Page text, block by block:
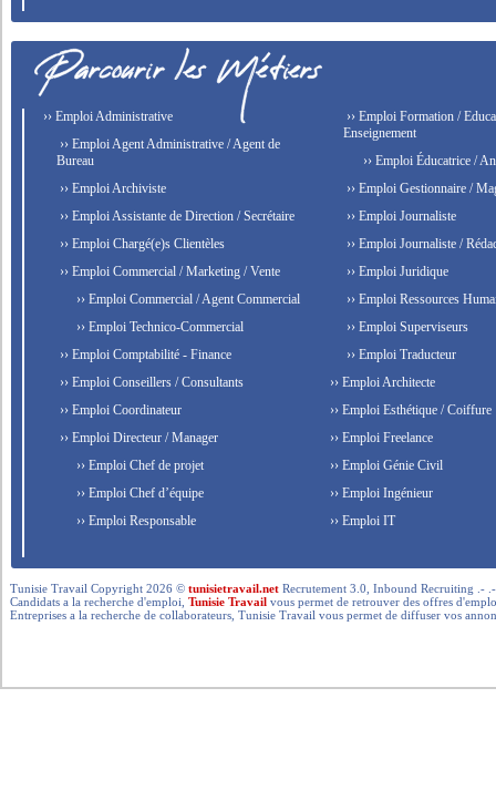
›› Emploi Administrative
›› Emploi Agent Administrative / Agent de
Bureau
›› Emploi Archiviste
›› Emploi Assistante de Direction / Secrétaire
›› Emploi Chargé(e)s Clientèles
›› Emploi Commercial / Marketing / Vente
›› Emploi Commercial / Agent Commercial
›› Emploi Technico-Commercial
›› Emploi Comptabilité - Finance
›› Emploi Conseillers / Consultants
›› Emploi Coordinateur
›› Emploi Directeur / Manager
›› Emploi Chef de projet
›› Emploi Chef d’équipe
›› Emploi Responsable
›› Emploi Formation /
Enseignement
›› Emploi Éducatrice /
›› Emploi Gestionnaire /
›› Emploi Journaliste
›› Emploi Journaliste /
›› Emploi Juridique
›› Emploi Ressources
›› Emploi Superviseurs
›› Emploi Traducteur
›› Emploi Architecte
›› Emploi Esthétique / Coiffure
›› Emploi Freelance
›› Emploi Génie Civil
›› Emploi Ingénieur
›› Emploi IT
Tunisie Travail Copyright 2026 ©tunisietravail.net Recrutement 3.0, Inbound Recruiting .-
Candidats a la recherche d'emploi,Tunisie Travail vous permet de retrouver des offres
Entreprises a la recherche de collaborateurs, Tunisie Travail vous permet de diffuser vos